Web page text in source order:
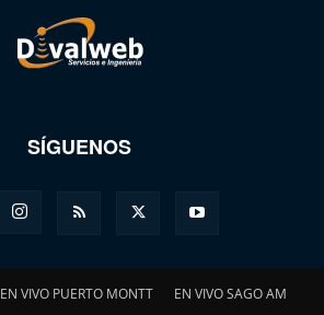
SÍGUENOS
EN VIVO PUERTO MONTT EN VIVO SAGO AM